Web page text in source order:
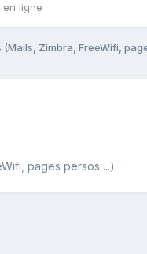
en ligne
(Mails, Zimbra, FreeWifi,
pages persos ...)